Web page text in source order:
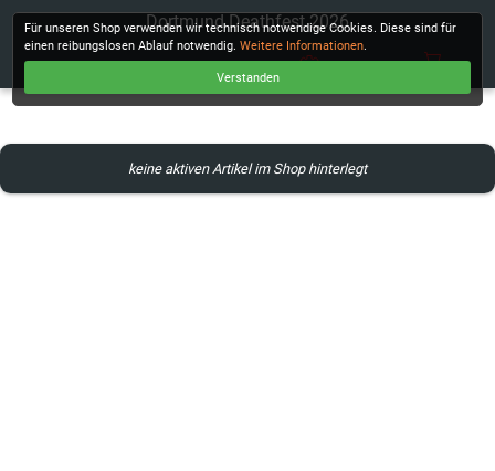
Dortmund Deathfest 2026
keine aktiven Artikel im Shop hinterlegt
Für unseren Shop verwenden wir technisch notwendige Cookies. Diese sind für
einen reibungslosen Ablauf notwendig.Weitere Informationen.
Verstanden